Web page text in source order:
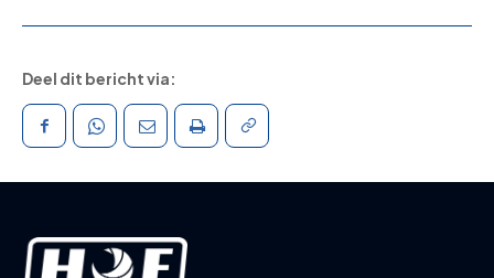
Deel dit bericht via: